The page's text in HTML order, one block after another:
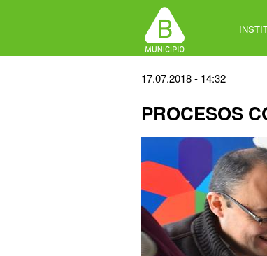
Back
top
17.07.2018 - 14:32
PROCESOS